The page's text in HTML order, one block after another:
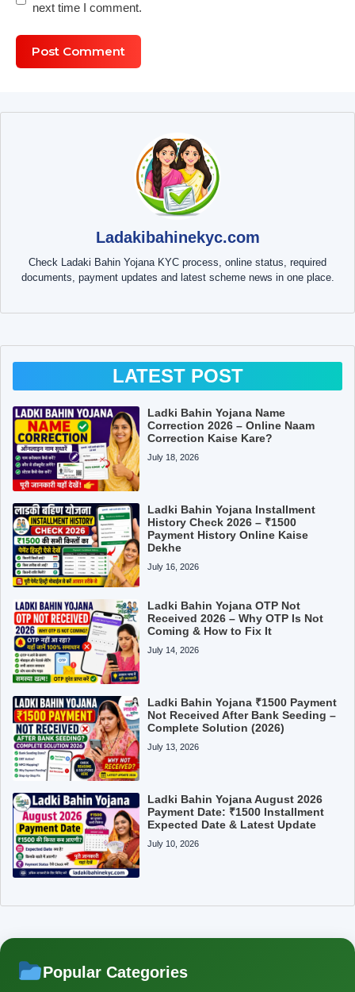
next time I comment.
Ladakibahinekyc.com
Check Ladaki Bahin Yojana KYC process, online status, required
documents, payment updates and latest scheme news in one place.
LATEST POST
Ladki Bahin Yojana Name
Correction 2026 – Online Naam
Correction Kaise Kare?
July 18, 2026
Ladki Bahin Yojana Installment
History Check 2026 – ₹1500
Payment History Online Kaise
Dekhe
July 16, 2026
Ladki Bahin Yojana OTP Not
Received 2026 – Why OTP Is Not
Coming & How to Fix It
July 14, 2026
Ladki Bahin Yojana ₹1500 Payment
Not Received After Bank Seeding –
Complete Solution (2026)
July 13, 2026
Ladki Bahin Yojana August 2026
Payment Date: ₹1500 Installment
Expected Date & Latest Update
July 10, 2026
Popular Categories